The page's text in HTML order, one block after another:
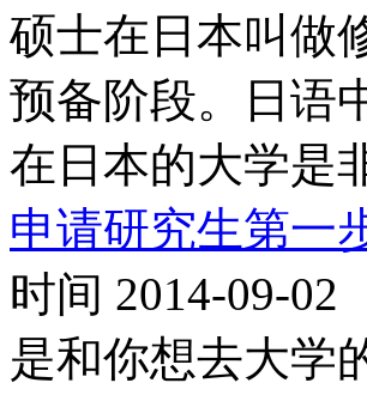
硕士在日本叫做
预备阶段。日语
在日本的大学是
申请研究生第一
时间 2014-09-02
是和你想去大学